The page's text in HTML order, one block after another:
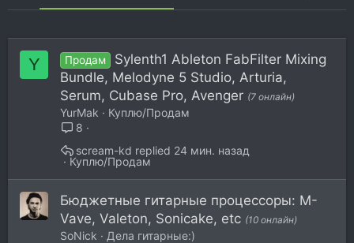
Y Продам
Sylenth1 Ableton FabFilter Mixing
Bundle, Melodyne 5 Studio, Arturia,
Serum, Cubase Pro, Avenger (7 онлайн)
YurMak
Куплю/Продам
8
Куплю/Продам
24 мин. назад
scream-kd
Бюджетные гитарные процессоры: M-
Vave, Valeton, Sonicake, etc (10 онлайн)
SoNick
Дела гитарные:)